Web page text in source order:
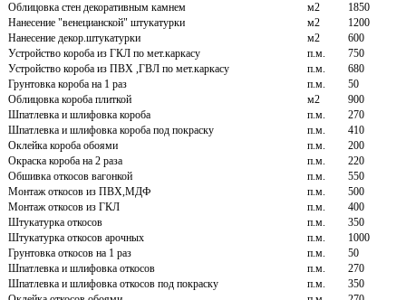
Облицовка стен декоративным камнем
м2
1850
Нанесение "венецианской" штукатурки
м2
1200
Нанесение декор.штукатурки
м2
600
Устройство короба из ГКЛ по мет.каркасу
п.м.
750
Устройство короба из ПВХ ,ГВЛ по мет.каркасу
п.м.
680
Грунтовка короба на 1 раз
п.м.
50
Облицовка короба плиткой
м2
900
Шпатлевка и шлифовка короба
п.м.
270
Шпатлевка и шлифовка короба под покраску
п.м.
410
Оклейка короба обоями
п.м.
200
Окраска короба на 2 раза
п.м.
220
Обшивка откосов вагонкой
п.м.
550
Монтаж откосов из ПВХ,МДФ
п.м.
500
Монтаж откосов из ГКЛ
п.м.
400
Штукатурка откосов
п.м.
350
Штукатурка откосов арочных
п.м.
1000
Грунтовка откосов на 1 раз
п.м.
50
Шпатлевка и шлифовка откосов
п.м.
270
Шпатлевка и шлифовка откосов под покраску
п.м.
350